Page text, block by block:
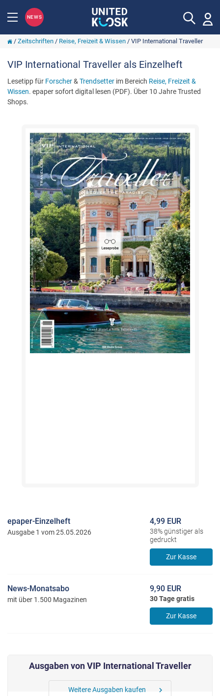
NEWS
/ Zeitschriften/ Reise, Freizeit & Wissen/ VIP International Traveller
VIP International Traveller als Einzelheft
Lesetipp für Forscher& Trendsetter im Bereich Reise, Freizeit &
Wissen. epaper sofort digital lesen (PDF). Über 10 Jahre Trusted
Shops.
epaper-Einzelheft
Ausgabe 1 vom 25.05.2026
4,99 EUR
38% günstiger als
gedruckt
Zur Kasse
News-Monatsabo
mit über 1.500 Magazinen
9,90 EUR
30 Tage gratis
Zur Kasse
Ausgaben von VIP International Traveller
Weitere Ausgaben kaufen chevron_right